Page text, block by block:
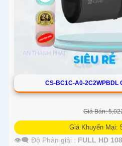
CS-BC1C-A0-2C2WPBDL
Giá Bán:
Giá Khuyến Mại:
👁️‍🗨 Độ Phân giải : FULL HD